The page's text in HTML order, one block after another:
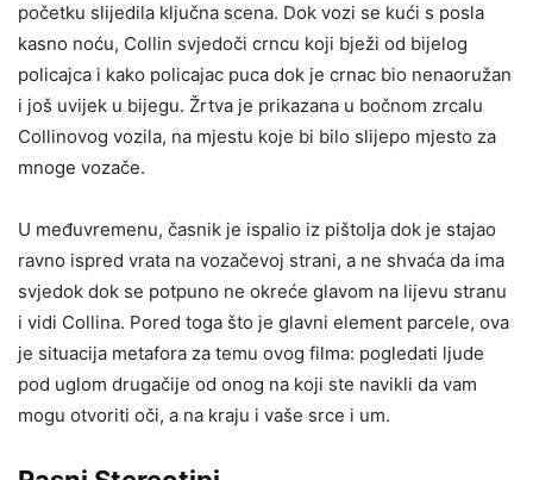
početku slijedila ključna scena. Dok vozi se kući s posla
kasno noću, Collin svjedoči crncu koji bježi od bijelog
policajca i kako policajac puca dok je crnac bio nenaoružan
i još uvijek u bijegu. Žrtva je prikazana u bočnom zrcalu
Collinovog vozila, na mjestu koje bi bilo slijepo mjesto za
mnoge vozače.
U međuvremenu, časnik je ispalio iz pištolja dok je stajao
ravno ispred vrata na vozačevoj strani, a ne shvaća da ima
svjedok dok se potpuno ne okreće glavom na lijevu stranu
i vidi Collina. Pored toga što je glavni element parcele, ova
je situacija metafora za temu ovog filma: pogledati ljude
pod uglom drugačije od onog na koji ste navikli da vam
mogu otvoriti oči, a na kraju i vaše srce i um.